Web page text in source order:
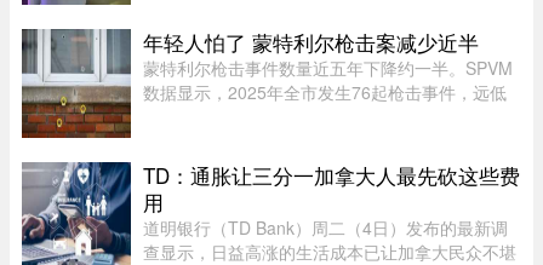
了更惊人的内幕，据称警方其后在她后车箱里发现
的12张假身份证。据《国 ...
年轻人怕了 蒙特利尔枪击案减少近半
蒙特利尔枪击事件数量近五年下降约一半。SPVM
数据显示，2025年全市发生76起枪击事件，远低
到持枪犯罪可能面临严厉刑罚， ...
TD：通胀让三分一加拿大人最先砍这些费
用
道明银行（TD Bank）周二（4日）发布的最新调
查显示，日益高涨的生活成本已让加拿大民众不堪